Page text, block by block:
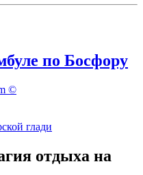
по Босфору
отдыха на